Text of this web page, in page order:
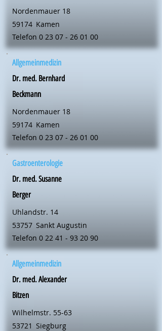
Nordenmauer 18
59174 Kamen
Telefon 0 23 07 - 26 01 00
Allgemeinmedizin
Dr. med. Bernhard
Beckmann
Nordenmauer 18
59174 Kamen
Telefon 0 23 07 - 26 01 00
Gastroenterologie
Dr. med. Susanne
Berger
Uhlandstr. 14
53757 Sankt Augustin
Telefon 0 22 41 - 93 20 90
Allgemeinmedizin
Dr. med. Alexander
Bitzen
Wilhelmstr. 55-63
53721 Siegburg